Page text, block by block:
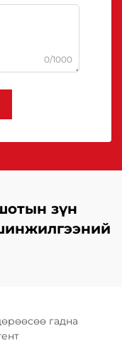
0/1000
зүн
гадна